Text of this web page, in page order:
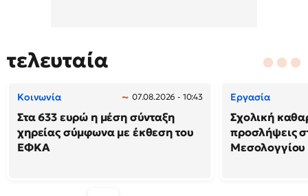
τελευταία
Κοινωνία 07.08.2026 - 10:43
Στα 633 ευρώ η μέση σύνταξη
χηρείας σύμφωνα με έκθεση του
ΕΦΚΑ
Εργασία
Σχολική
προσλήψεις
Μεσολογγίου